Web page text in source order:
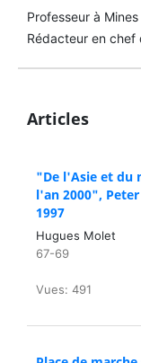
Professeur à Mines
Rédacteur en chef
Articles
"De l'Asie et du
l'an 2000",
1997
Hugues Molet
67-69
Vues: 491